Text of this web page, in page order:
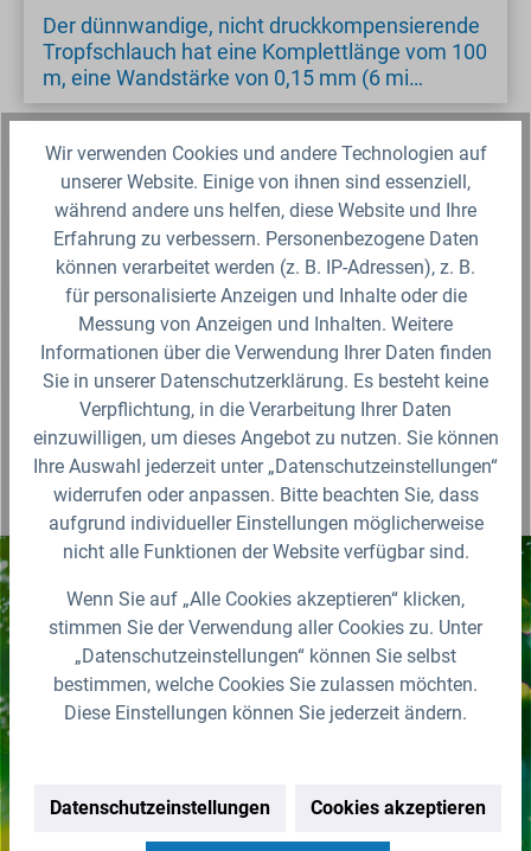
Der dünnwandige, nicht druckkompensierende
Tropfschlauch hat eine Komplettlänge vom 100
m, eine Wandstärke von 0,15 mm (6 mi…
Datenblatt
Sicherheitsdatenblatt
Fragen zum Artikel?
Produktbewertungen
Nichts mehr verpassen!
Erhalten Sie erstklassige
Neuigkeiten zu IBC Containern &
Zubehör.
(Abmeldung jederzeit möglich)
Wir verwenden Cookies und andere Technologien auf
unserer Website. Einige von ihnen sind essenziell,
während andere uns helfen, diese Website und Ihre
Erfahrung zu verbessern. Personenbezogene Daten
können verarbeitet werden (z. B. IP-Adressen), z. B.
für personalisierte Anzeigen und Inhalte oder die
Messung von Anzeigen und Inhalten. Weitere
Informationen über die Verwendung Ihrer Daten finden
Sie in unserer Datenschutzerklärung. Es besteht keine
Verpflichtung, in die Verarbeitung Ihrer Daten
einzuwilligen, um dieses Angebot zu nutzen. Sie können
Ihre Auswahl jederzeit unter „Datenschutzeinstellungen“
widerrufen oder anpassen. Bitte beachten Sie, dass
aufgrund individueller Einstellungen möglicherweise
nicht alle Funktionen der Website verfügbar sind.
Wenn Sie auf „Alle Cookies akzeptieren“ klicken,
stimmen Sie der Verwendung aller Cookies zu. Unter
„Datenschutzeinstellungen“ können Sie selbst
bestimmen, welche Cookies Sie zulassen möchten.
Diese Einstellungen können Sie jederzeit ändern.
Datenschutzeinstellungen Cookies akzeptieren